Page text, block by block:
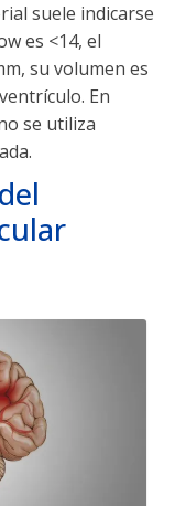
suele indicarse
es <14, el
su volumen es
En
se utiliza